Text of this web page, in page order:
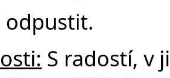
odpustit.
S radostí, v